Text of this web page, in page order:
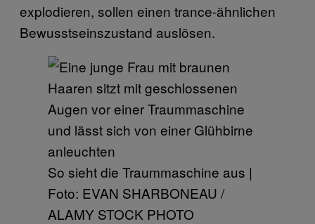
explodieren, sollen einen trance-ähnlichen
Bewusstseinszustand auslösen.
So sieht die Traummaschine aus |
Foto: EVAN SHARBONEAU /
ALAMY STOCK PHOTO